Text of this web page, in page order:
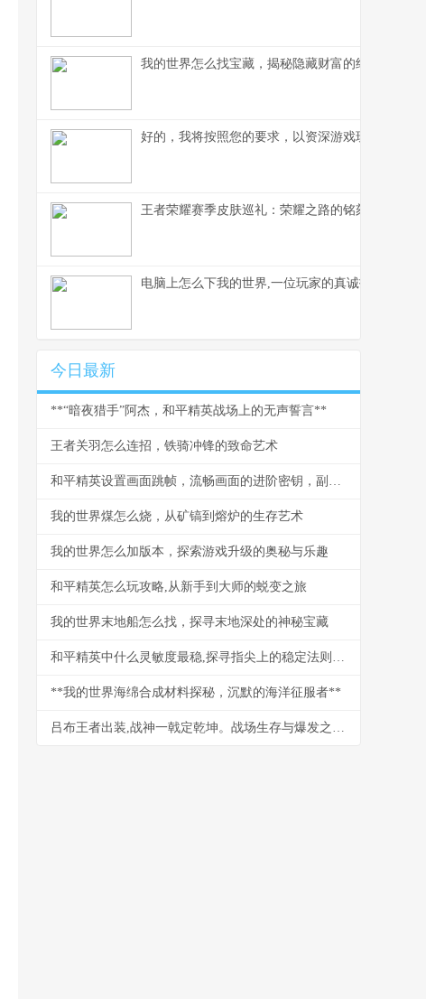
我的世界怎么找宝藏，揭秘隐藏财富的终极指南
好的，我将按照您的要求，以资深游戏玩家的角
王者荣耀赛季皮肤巡礼：荣耀之路的铭刻与馈赠
电脑上怎么下我的世界,一位玩家的真诚指南
今日最新
**“暗夜猎手”阿杰，和平精英战场上的无声誓言**
王者关羽怎么连招，铁骑冲锋的致命艺术
和平精英设置画面跳帧，流畅画面的进阶密钥，副标题，帧率稳定与视觉体验的深度解析
我的世界煤怎么烧，从矿镐到熔炉的生存艺术
我的世界怎么加版本，探索游戏升级的奥秘与乐趣
和平精英怎么玩攻略,从新手到大师的蜕变之旅
我的世界末地船怎么找，探寻末地深处的神秘宝藏
和平精英中什么灵敏度最稳,探寻指尖上的稳定法则,副标题,资深玩家的实战灵敏度哲学
**我的世界海绵合成材料探秘，沉默的海洋征服者**
吕布王者出装,战神一戟定乾坤。战场生存与爆发之道。